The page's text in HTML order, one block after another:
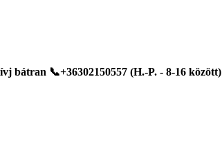
bátran 📞+36302150557 (H.-P. - 8-16 között)